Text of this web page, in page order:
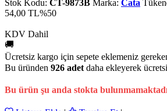
Stok Kodu: CT-9873B Marka: Cata
54,00 TL%50
KDV Dahil
🚚
Ücretsiz kargo için sepete eklemeniz
Bu üründen 926 adet daha ekleyerek
Bu ürün şu anda stokta